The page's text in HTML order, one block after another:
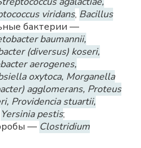
viridans, Bacillus
бактерии —
baumannii,
(diversus) koseri,
aerogenes,
oxytoca, Morganella
agglomerans, Proteus
Providencia stuartii,
Yersinia pestis;
— Clostridium